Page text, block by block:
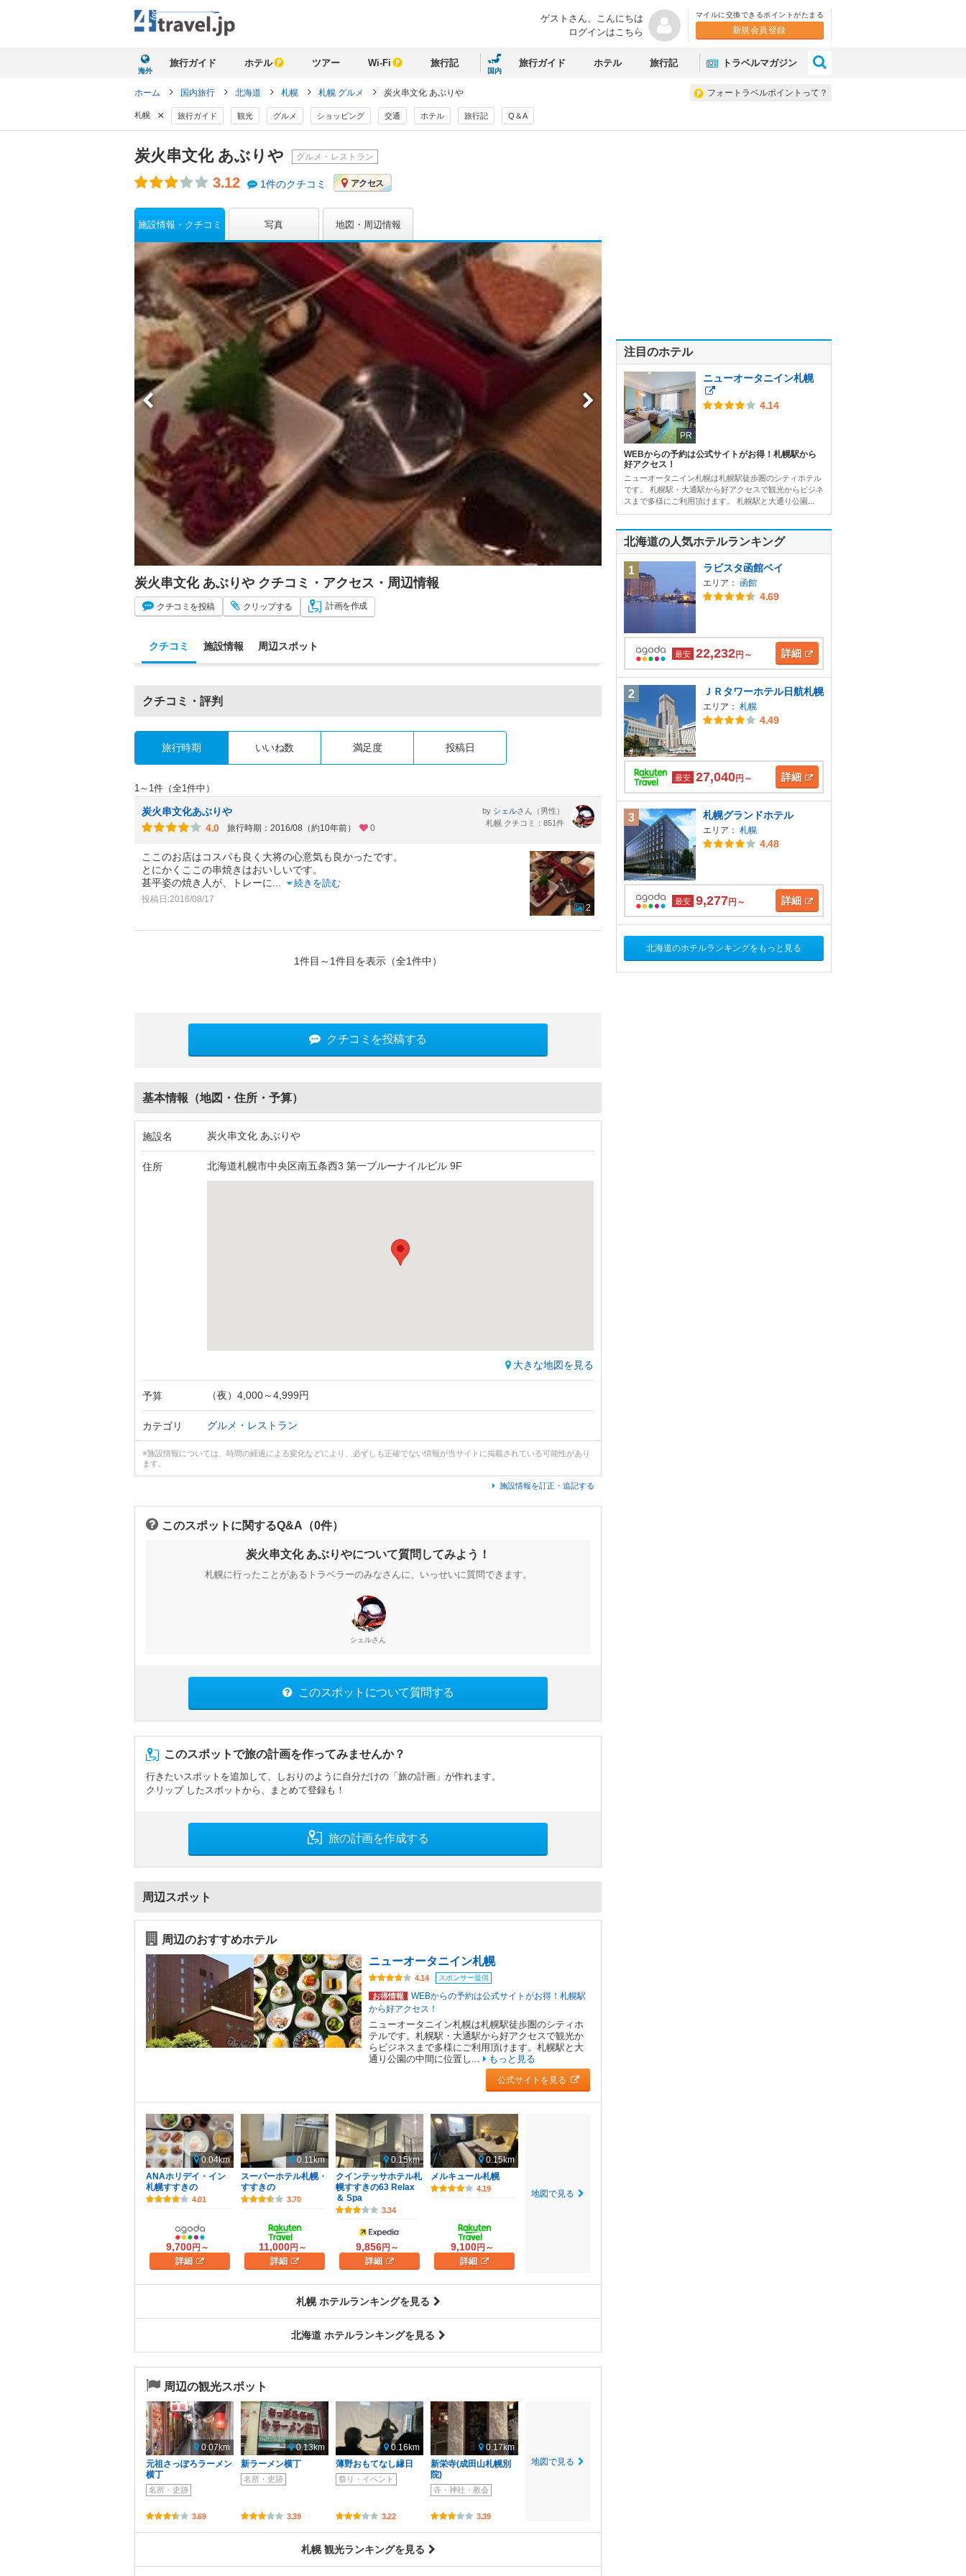
ゲストさん、 こんにちは
ログインはこちら
マイルに交換できるポイントがたまる
新規会員登録
海外
旅行ガイド ホテル ツアー Wi-Fi 旅行記
国内
旅行ガイド ホテル 旅行記 トラベルマガジン
フォートラベルポイントって？
ホーム 国内旅行 北海道 札幌 札幌 グルメ 炭火串文化 あぶりや
札幌 × 旅行ガイド 観光 グルメ ショッピング 交通 ホテル 旅行記 Q＆A
炭火串文化 あぶりや グルメ・レストラン
3.12 1件のクチコミ アクセス
施設情報・クチコミ 写真 地図・周辺情報
炭火串文化 あぶりや クチコミ・アクセス・周辺情報
クチコミ を投稿 クリップする 計画を作成
クチコミ 施設情報 周辺スポット
クチコミ・評判
旅行時期 いいね数 満足度 投稿日
1～1件（全1件中）
炭火串文化あぶりや
4.0
旅行時期：2016/08（約10年前） 0
by シェルさん（男性）
札幌 クチコミ：851件
ここのお店はコスパも良く大将の心意気も良かったです。
とにかくここの串焼きはおいしいです。
甚平姿の焼き人が、トレーに
続きを読む
投稿日:2016/08/17
2
1件目～1件目を表示（全1件中）
クチコミを投稿する
基本情報（地図・住所・予算）
施設名 炭火串文化 あぶりや
住所 北海道札幌市中央区南五条西3 第一ブルーナイルビル 9F
大きな地図を見る
予算 （夜）4,000～4,999円
カテゴリ グルメ・レストラン
※施設情報については、時間の経過による変化などにより、必ずしも正確でない情報が当サイトに掲載されている可能性があり
ます。
施設情報を訂正・追記する
このスポットに関するQ&A（0件）
炭火串文化 あぶりやについて質問してみよう！
札幌に行ったことがあるトラベラーのみなさんに、いっせいに質問できます。
シェルさん
このスポットについて質問する
このスポットで旅の計画を作ってみませんか？
行きたいスポットを追加して、しおりのように自分だけの「旅の計画」が作れます。
クリップ したスポットから、まとめて登録も！
旅の計画を作成する
周辺スポット
周辺のおすすめホテル
ニューオータニイン札幌
4.14 スポンサー提供
お得情報
WEBからの予約は公式サイトがお得！札幌駅
から好アクセス！
ニューオータニイン札幌は札幌駅徒歩圏のシティホ
テルです。札幌駅・大通駅から好アクセスで観光か
らビジネスまで多様にご利用頂けます。札幌駅と大
通り公園の中間に位置し...
もっと見る
公式サイトを見る
0.04km
ANAホリデイ・イン
札幌すすきの
4.01
9,700円～
詳細
0.11km
スーパーホテル札幌・
すすきの
3.70
11,000円～
詳細
0.15km
クインテッサホテル札
幌すすきの63 Relax
＆ Spa
3.34
9,856円～
詳細
0.15km
メルキュール札幌
4.19
9,100円～
詳細
地図で見る
札幌 ホテルランキングを見る
北海道 ホテルランキングを見る
周辺の観光スポット
0.07km
元祖さっぽろラーメン
横丁
名所・史跡
3.69
0.13km
新ラーメン横丁
名所・史跡
3.39
0.16km
薄野おもてなし縁日
祭り・イベント
3.22
0.17km
新栄寺(成田山札幌別
院)
寺・神社・教会
3.39
地図で見る
札幌 観光ランキングを見る
注目のホテル
PR
ニューオータニイン札幌
4.14
WEBからの予約は公式サイトがお得！札幌駅から
好アクセス！
ニューオータニイン札幌は札幌駅徒歩圏のシティホテル
です。 札幌駅・大通駅から好アクセスで観光からビジネ
スまで多様にご利用頂けます。 札幌駅と大通り公園...
北海道の人気ホテルランキング
1 ラビスタ函館ベイ
エリア： 函館
4.69
最安 22,232円～ 詳細
2 ＪＲタワーホテル日航札幌
エリア： 札幌
4.49
最安 27,040円～ 詳細
3 札幌グランドホテル
エリア： 札幌
4.48
最安 9,277円～ 詳細
北海道のホテルランキングをもっと見る